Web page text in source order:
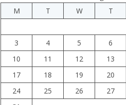
M
T W T
3
4 5 6
10
11 12 13
17
18 19 20
24
25 26 27